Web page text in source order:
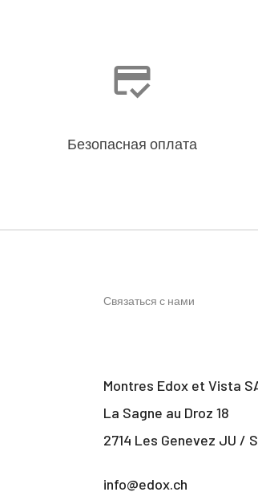
Безопасная оплата
Связаться с нами
Montres Edox et Vista
La Sagne au Droz 18
2714 Les Genevez JU /
info@edox.ch